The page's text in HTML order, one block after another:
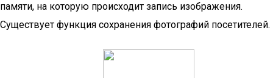
памяти, на которую происходит запись изображения.
Существует функция сохранения фотографий посетителей.